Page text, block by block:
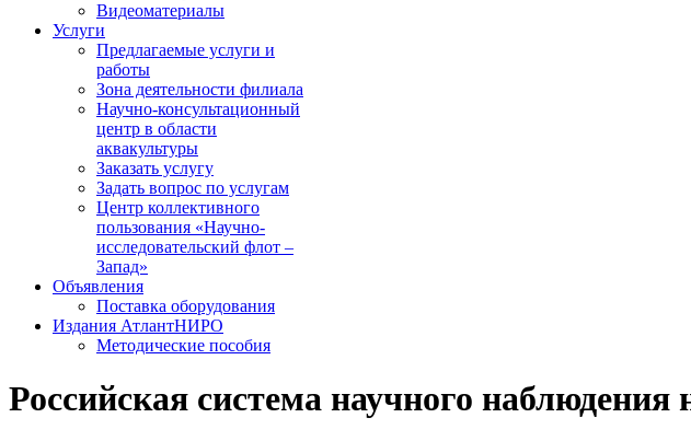
Видеоматериалы
Услуги
Предлагаемые услуги и
работы
Зона деятельности филиала
Научно-консультационный
центр в области
аквакультуры
Заказать услугу
Задать вопрос по услугам
Центр коллективного
пользования «Научно-
исследовательский флот –
Запад»
Объявления
Поставка оборудования
Издания АтлантНИРО
Методические пособия
Российская система научного